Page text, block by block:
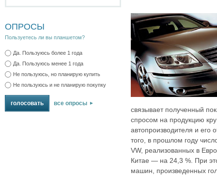
ОПРОСЫ
Пользуетесь ли вы планшетом?
Да. Пользуюсь более 1 года
Да. Пользуюсь менее 1 года
Не пользуюсь, но планирую купить
Не пользуюсь и не планирую покупку
все опросы
связывает полученный
спросом на продукцию
автопроизводителя и его
того, в прошлом году
VW, реализованных в
Китае — на 24,3 %. При
машин, произведенных